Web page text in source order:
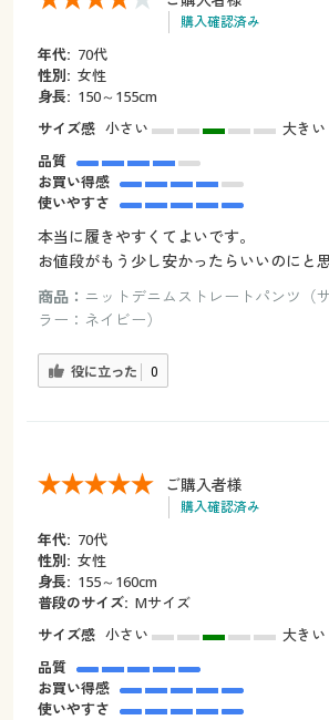
購入確認済み
年代: 70代
性別: 女性
身長: 150～155cm
サイズ感 小さい
大きい
品質
お買い得感
使いやすさ
本当に履きやすくてよいです。
お値段がもう少し安かったらいいのにと
商品： ニットデニムストレートパンツ（
ラー：ネイビー）
役に立った 0
ご購入者様
購入確認済み
年代: 70代
性別: 女性
身長: 155～160cm
普段のサイズ: Mサイズ
サイズ感 小さい
大きい
品質
お買い得感
使いやすさ